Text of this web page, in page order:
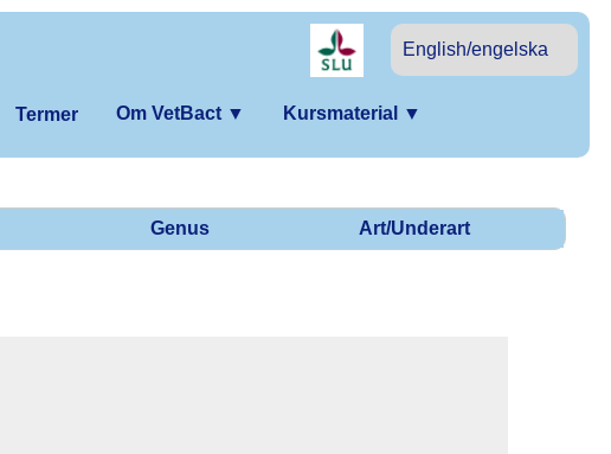
English/engelska
Termer Om VetBact ▼ Kursmaterial ▼
Genus Art/Underart